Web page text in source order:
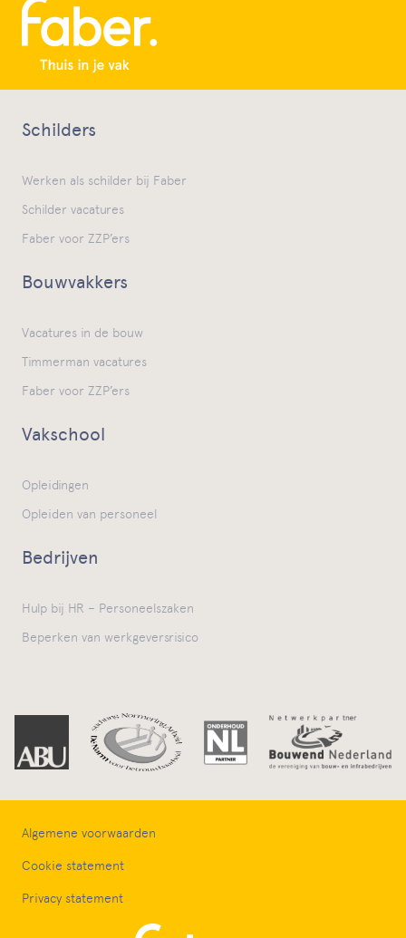
Schilders
Werken als schilder bij Faber
Schilder vacatures
Faber voor ZZP’ers
Bouwvakkers
Vacatures in de bouw
Timmerman vacatures
Faber voor ZZP’ers
Vakschool
Opleidingen
Opleiden van personeel
Bedrijven
Hulp bij HR – Personeelszaken
Beperken van werkgeversrisico
Algemene voorwaarden
Cookie statement
Privacy statement